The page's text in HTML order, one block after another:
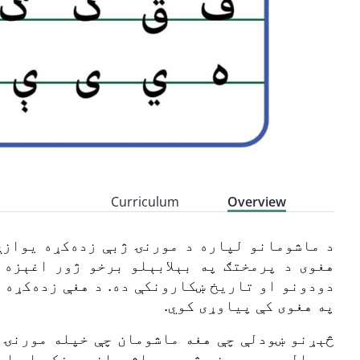
Overview
Curriculum
د ماشومانو لپاره د مورنۍ ژبې زده‌کړه
هغوی د پرمختګ په بېلابېلو برخو ژور
دودونو او تاریخ ښکارونکې ده. د هغې
په هغوی کې پیاوړی کوي.
څېړنو ښودلې چې هغه ماشومان چې خپله